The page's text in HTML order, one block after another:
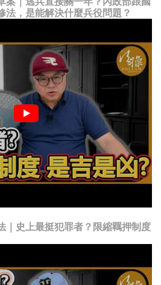
法，是能解決什麼兵役問題？
｜史上最挺犯罪者？限縮羈押制度